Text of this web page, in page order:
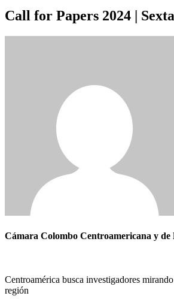
Call for Papers 2024 |
Cámara Colombo Centroamericana y de
Centroamérica busca investigadores
región